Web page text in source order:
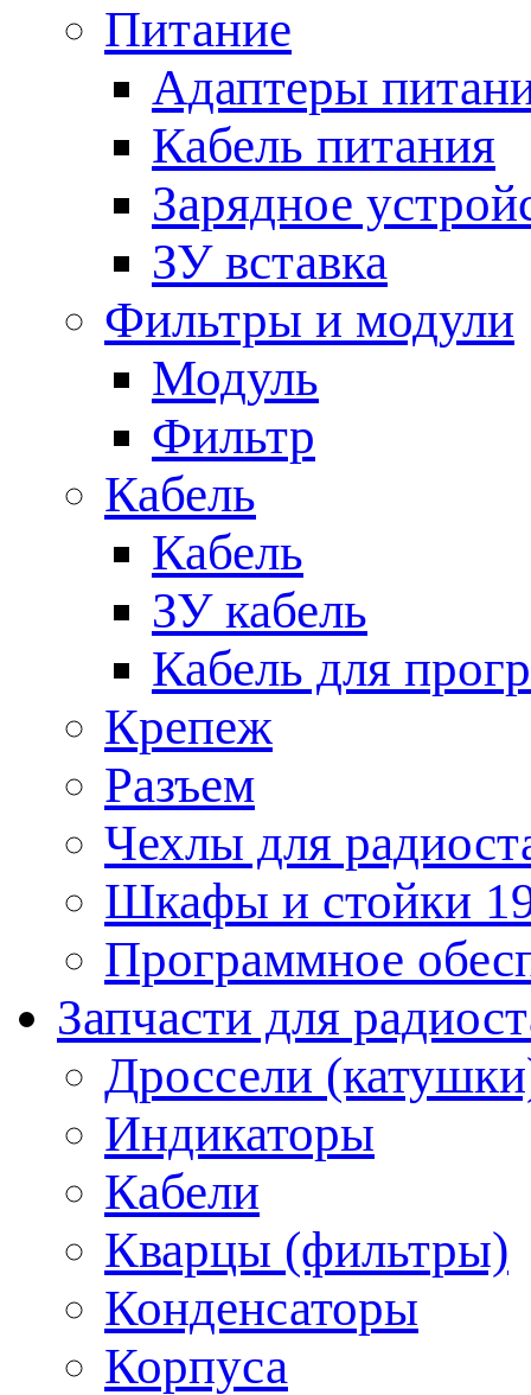
Питание
Адаптеры
Кабель питания
Зарядное
ЗУ вставка
Фильтры и модули
Модуль
Фильтр
Кабель
Кабель
ЗУ кабель
Кабель для
Крепеж
Разъем
Чехлы для
Шкафы и стойки
Программное
Запчасти для
Дроссели
Индикаторы
Кабели
Кварцы (фильтры)
Конденсаторы
Корпуса